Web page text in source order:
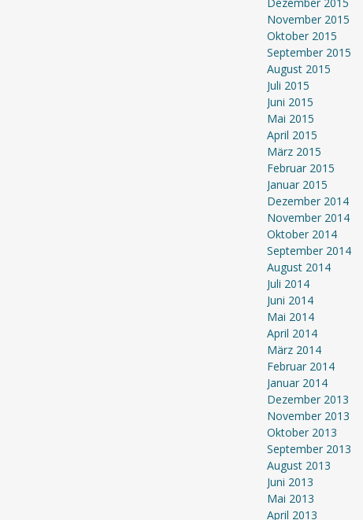
November 2015
Oktober 2015
September 2015
August 2015
Juli 2015
Juni 2015
Mai 2015
April 2015
März 2015
Februar 2015
Januar 2015
Dezember 2014
November 2014
Oktober 2014
September 2014
August 2014
Juli 2014
Juni 2014
Mai 2014
April 2014
März 2014
Februar 2014
Januar 2014
Dezember 2013
November 2013
Oktober 2013
September 2013
August 2013
Juni 2013
Mai 2013
April 2013